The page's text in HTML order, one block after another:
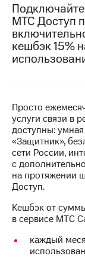
номер
в МТС
Тарифы
группа
SIM-
карту
eSIM
SIM-
карта
Мой
МТС
Акции
Тарифы
RED,
РИИЛ
и МТС
Супер
при
оплате
МТС
Деньги
и
МТС Доступ
кешбэк 15%
Просто
услуги связи в
доступны:
«Защитник»,
сети России,
с
на протяжении
Доступ.
Кешбэк от
в сервисе МТС
каждый